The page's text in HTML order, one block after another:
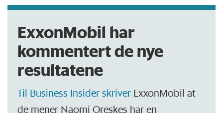
ExxonMobil har
kommentert de nye
resultatene
Til Business Insider skriver ExxonMobil at
de mener Naomi Oreskes har en